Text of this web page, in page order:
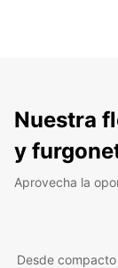
Nuestra
y
Aprovecha la
Desde